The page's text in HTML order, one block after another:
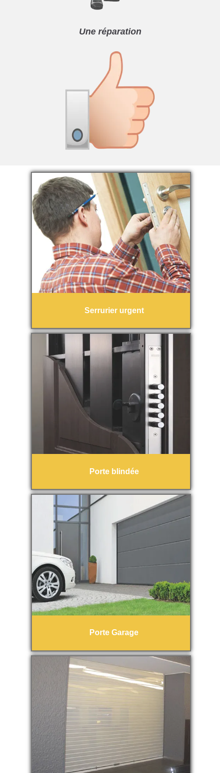
Une réparation
Serrurier urgent
Porte blindée
Porte Garage